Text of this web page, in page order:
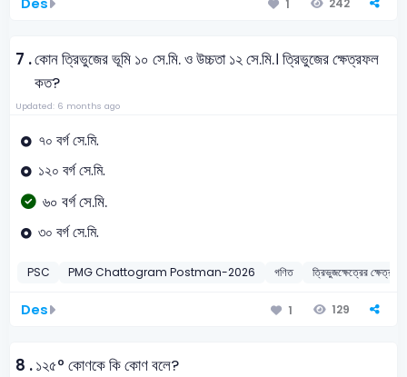
1
7 .কোন ত্রিভুজের ভূমি ১০ সে.মি. ও উচ্চতা ১২ সে.মি.। ত্রিভুজের ক্ষেত্রফল
কত?
Updated: 6 months ago
৭০ বর্গ সে.মি.
১২০ বর্গ সে.মি.
৬০ বর্গ সে.মি.
৩০ বর্গ সে.মি.
PSC PMG Chattogram Postman-2026 গণিত ত্রিভুজক্ষেত্রের ক্ষেত্রফল
Des 1 129
8 .১২৫° কোণকে কি কোণ বলে?